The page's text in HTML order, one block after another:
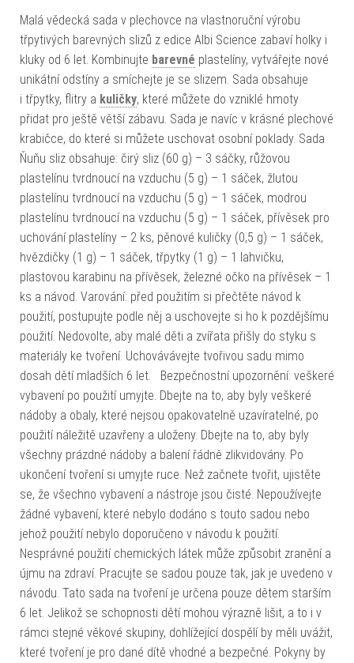
Malá vědecká sada v plechovce na vlastnoruční výrobu
třpytivých barevných slizů z edice Albi Science zabaví holky i
kluky od 6 let. Kombinujte barevné plastelíny, vytvářejte nové
unikátní odstíny a smíchejte je se slizem. Sada obsahuje
i třpytky, flitry a kuličky, které můžete do vzniklé hmoty
přidat pro ještě větší zábavu. Sada je navíc v krásné plechové
krabičce, do které si můžete uschovat osobní poklady. Sada
Ňuňu sliz obsahuje: čirý sliz (60 g) – 3 sáčky, růžovou
plastelínu tvrdnoucí na vzduchu (5 g) – 1 sáček, žlutou
plastelínu tvrdnoucí na vzduchu (5 g) – 1 sáček, modrou
plastelínu tvrdnoucí na vzduchu (5 g) – 1 sáček, přívěsek pro
uchování plastelíny – 2 ks, pěnové kuličky (0,5 g) – 1 sáček,
hvězdičky (1 g) – 1 sáček, třpytky (1 g) – 1 lahvičku,
plastovou karabinu na přívěsek, železné očko na přívěsek – 1
ks a návod. Varování: před použitím si přečtěte návod k
použití, postupujte podle něj a uschovejte si ho k pozdějšímu
použití. Nedovolte, aby malé děti a zvířata přišly do styku s
materiály ke tvoření. Uchovávávejte tvořivou sadu mimo
dosah dětí mladších 6 let. Bezpečnostní upozornění: veškeré
vybavení po použití umyjte. Dbejte na to, aby byly veškeré
nádoby a obaly, které nejsou opakovatelně uzavíratelné, po
použití náležitě uzavřeny a uloženy. Dbejte na to, aby byly
všechny prázdné nádoby a balení řádně zlikvidovány. Po
ukončení tvoření si umyjte ruce. Než začnete tvořit, ujistěte
se, že všechno vybavení a nástroje jsou čisté. Nepoužívejte
žádné vybavení, které nebylo dodáno s touto sadou nebo
jehož použití nebylo doporučeno v návodu k použití.
Nesprávné použití chemických látek může způsobit zranění a
újmu na zdraví. Pracujte se sadou pouze tak, jak je uvedeno v
návodu. Tato sada na tvoření je určena pouze dětem starším
6 let. Jelikož se schopnosti dětí mohou výrazně lišit, a to i v
rámci stejné věkové skupiny, dohlížející dospělí by měli uvážit,
které tvoření je pro dané dítě vhodné a bezpečné. Pokyny by